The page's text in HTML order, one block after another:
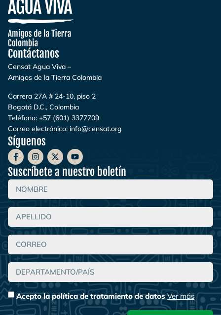
Contáctanos
Censat Agua Viva –
Amigos de la Tierra Colombia
Carrera 27A # 24-10, piso 2
Bogotá D.C., Colombia
Teléfono: +57 (601) 3377709
Correo electrónico: info@censat.org
Síguenos
Suscríbete a nuestro boletín
Acepto la política de tratamiento de datosVer más